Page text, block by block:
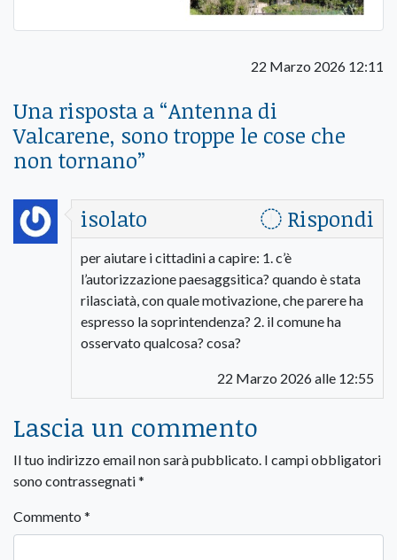
22 Marzo 2026 12:11
Una risposta a “Antenna di
Valcarene, sono troppe le cose che
non tornano”
isolato
Rispondi
per aiutare i cittadini a capire: 1. c’è
l’autorizzazione paesaggsitica? quando è stata
rilasciatà, con quale motivazione, che parere ha
espresso la soprintendenza? 2. il comune ha
osservato qualcosa? cosa?
22 Marzo 2026 alle 12:55
Lascia un commento
Il tuo indirizzo email non sarà pubblicato. I campi obbligatori
sono contrassegnati*
Commento *